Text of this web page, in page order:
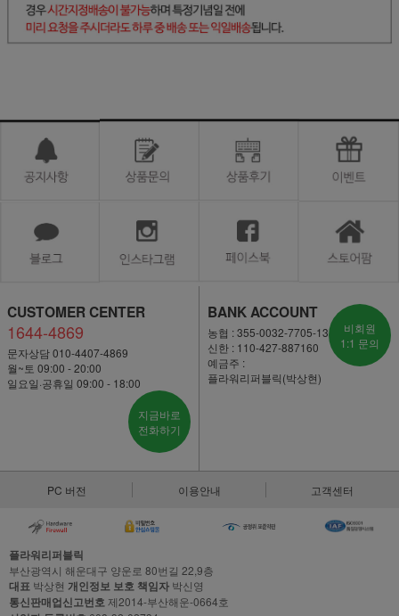
CUSTOMER CENTER
1644-4869
문자상담 010-4407-4869
월~토 09:00 - 20:00
일요일·공휴일 09:00 - 18:00
지금바로
전화하기
BANK ACCOUNT
농협 : 355-0032-7705-13
신한 : 110-427-887160
예금주 :
플라워리퍼블릭(박상현)
비회원
1:1 문의
PC 버전 이용안내 고객센터
플라워리퍼블릭
부산광역시 해운대구 양운로 80번길 22,9층
대표 박상현 개인정보 보호 책임자 박신영
통신판매업신고번호제2014-부산해운-0664호